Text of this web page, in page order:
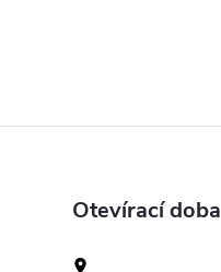
Otevírací doba